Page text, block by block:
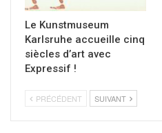
Le Kunstmuseum
Karlsruhe accueille cinq
siècles d’art avec
Expressif !
PRÉCÉDENT SUIVANT